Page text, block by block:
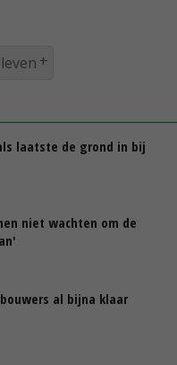
laatste de grond in bij
niet wachten om de
al bijna klaar